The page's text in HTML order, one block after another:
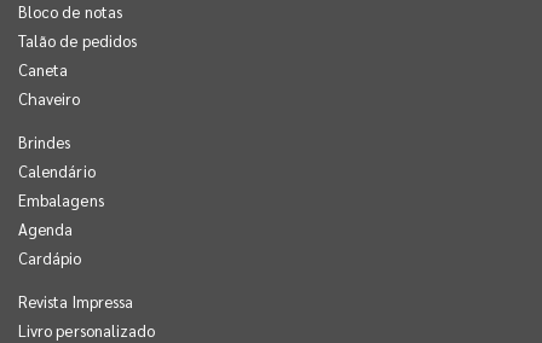
Bloco de notas
Talão de pedidos
Caneta
Chaveiro
Brindes
Calendário
Embalagens
Agenda
Cardápio
Revista Impressa
Livro personalizado